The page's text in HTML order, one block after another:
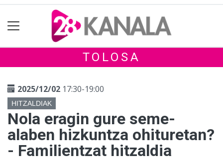
TOLOSA
2025/12/02 17:30-19:00
HITZALDIAK
Nola eragin gure seme-
alaben hizkuntza ohituretan?
- Familientzat hitzaldia